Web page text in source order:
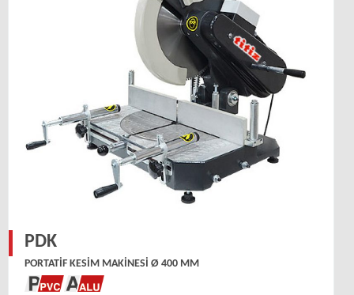
PDK
PORTATIF KESIM MAKINESI Ø 400 MM